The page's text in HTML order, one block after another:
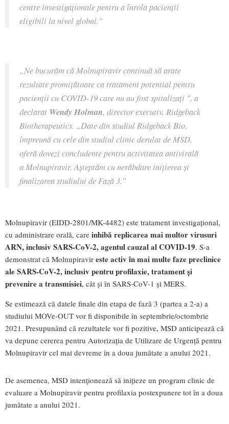
centre investigaționale pentru a înrola pacienții
eligibili la nivel global.”
„Ne bucurăm că Molnupiravir continuă să arate
rezultate promițătoare ca tratament potential pentru
pacienții cu COVID-19 care nu au fost spitalizați ", a
declarat Wendy Holman, director executiv, Ridgeback
Biotherapeutics. „Date din studiul Ridgeback Bio,
împreună cu cele din studiul clinic derulat de MSD,
oferă dovezi concludente pentru activitatea antivirală
a Molnupiravir. Așteptăm cu nerăbdare inițierea și
finalizarea studiului de Fază 3.”
Molnupiravir (EIDD-2801/MK-4482) este tratament investigaţional,
cu administrare orală, care inhibă replicarea mai multor virusuri
ARN, inclusiv SARS-CoV-2, agentul cauzal al COVID-19. S-a
demonstrat că Molnupiravir este activ în mai multe faze preclinice
ale SARS-CoV-2, inclusiv pentru profilaxie, tratament și
prevenire a transmisiei, cât și în SARS-CoV-1 și MERS.
Se estimează că datele finale din etapa de fază 3 (partea a 2-a) a
studiului MOVe-OUT vor fi disponibile în septembrie/octombrie
2021. Presupunând că rezultatele vor fi pozitive, MSD anticipează că
va depune cererea pentru Autorizația de Utilizare de Urgență pentru
Molnupiravir cel mai devreme în a doua jumătate a anului 2021.
De asemenea, MSD intenționează să inițieze un program clinic de
evaluare a Molnupiravir pentru profilaxia postexpunere tot în a doua
jumătate a anului 2021.